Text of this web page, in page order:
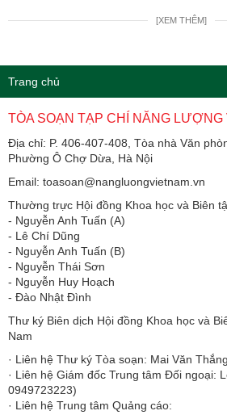
[XEM THÊM]
Trang chủ
TÒA SOẠN TẠP CHÍ NĂNG LƯỢNG
Địa chỉ: P. 406-407-408, Tòa nhà Văn
Phường Ô Chợ Dừa, Hà Nội
Email: toasoan@nangluongvietnam.vn
Thường trực Hội đồng Khoa học và Biên
​​​​​​- Nguyễn Anh Tuấn (A)
- Lê Chí Dũng
- Nguyễn Anh Tuấn (B)
- Nguyễn Thái Sơn
- Nguyễn Huy Hoạch
- Đào Nhật Đình
Thư ký Biên dịch Hội đồng Khoa học và
Nam
· Liên hệ Thư ký Tòa soạn: Mai Văn
· Liên hệ Giám đốc Trung tâm Đối ngoại:
0949723223)
· Liên hệ Trung tâm Quảng cáo: